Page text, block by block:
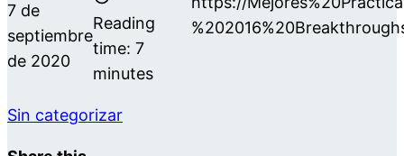
7 de
septiembre
de 2020
Reading
time: 7
minutes
Sin categorizar